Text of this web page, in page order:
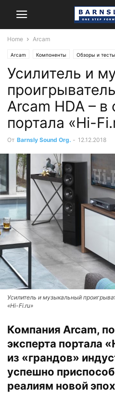
Home Arcam
Arcam Компоненты Обзоры и тесты
Усилитель и
Arcam HDA – в
портала «Hi-
От Barnsly Sound Org. - 12.12.2018
Усилитель и музыкальный
«Hi-Fi.ru»
Компания Arcam,
эксперта портала
из «грандов»
успешно
реалиям новой